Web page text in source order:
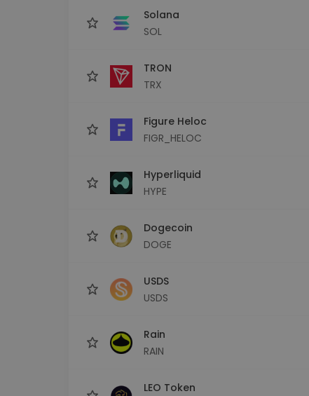
Solana
SOL
TRON
TRX
Figure Heloc
FIGR_HELOC
Hyperliquid
HYPE
Dogecoin
DOGE
USDS
USDS
Rain
RAIN
LEO Token